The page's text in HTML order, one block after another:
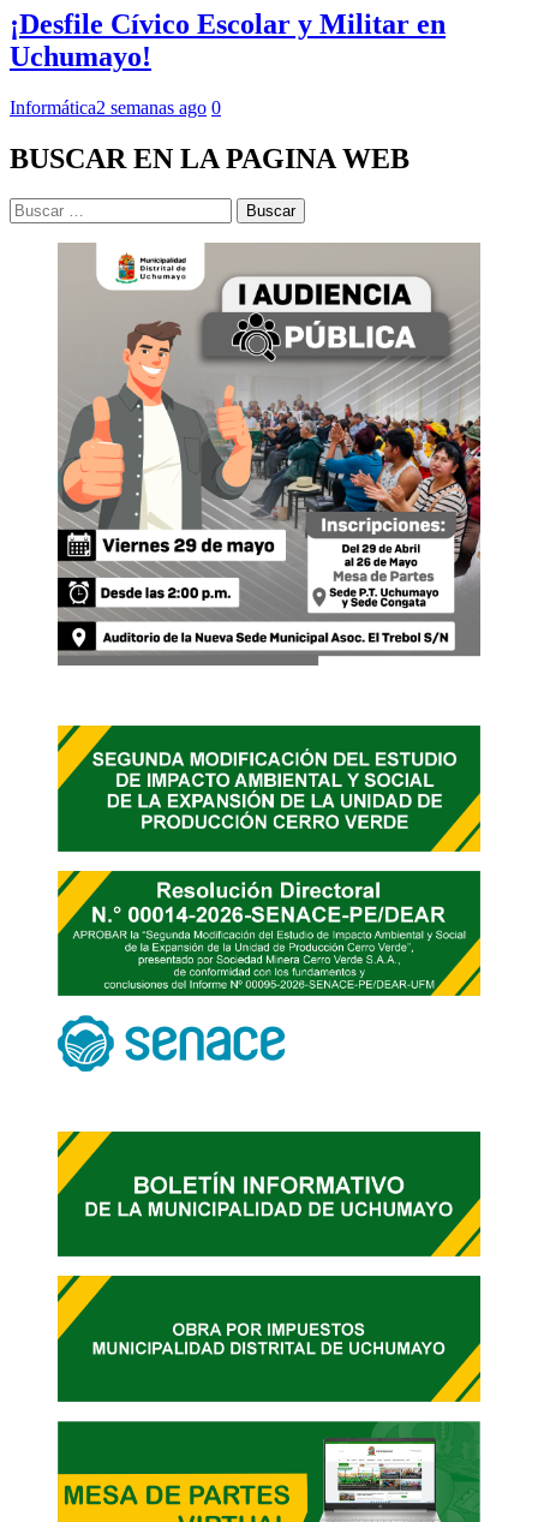
¡Desfile Cívico Escolar y Militar en
Uchumayo!
Informática2 semanas ago 0
BUSCAR EN LA PAGINA WEB
Buscar: